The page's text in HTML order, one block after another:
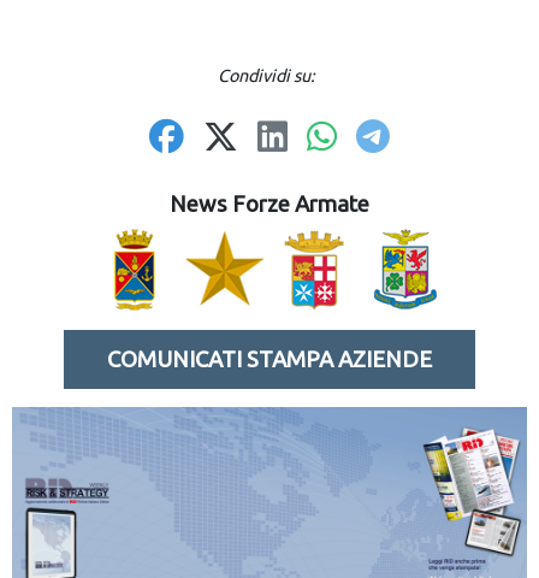
Condividi su:
News Forze Armate
COMUNICATI STAMPA AZIENDE